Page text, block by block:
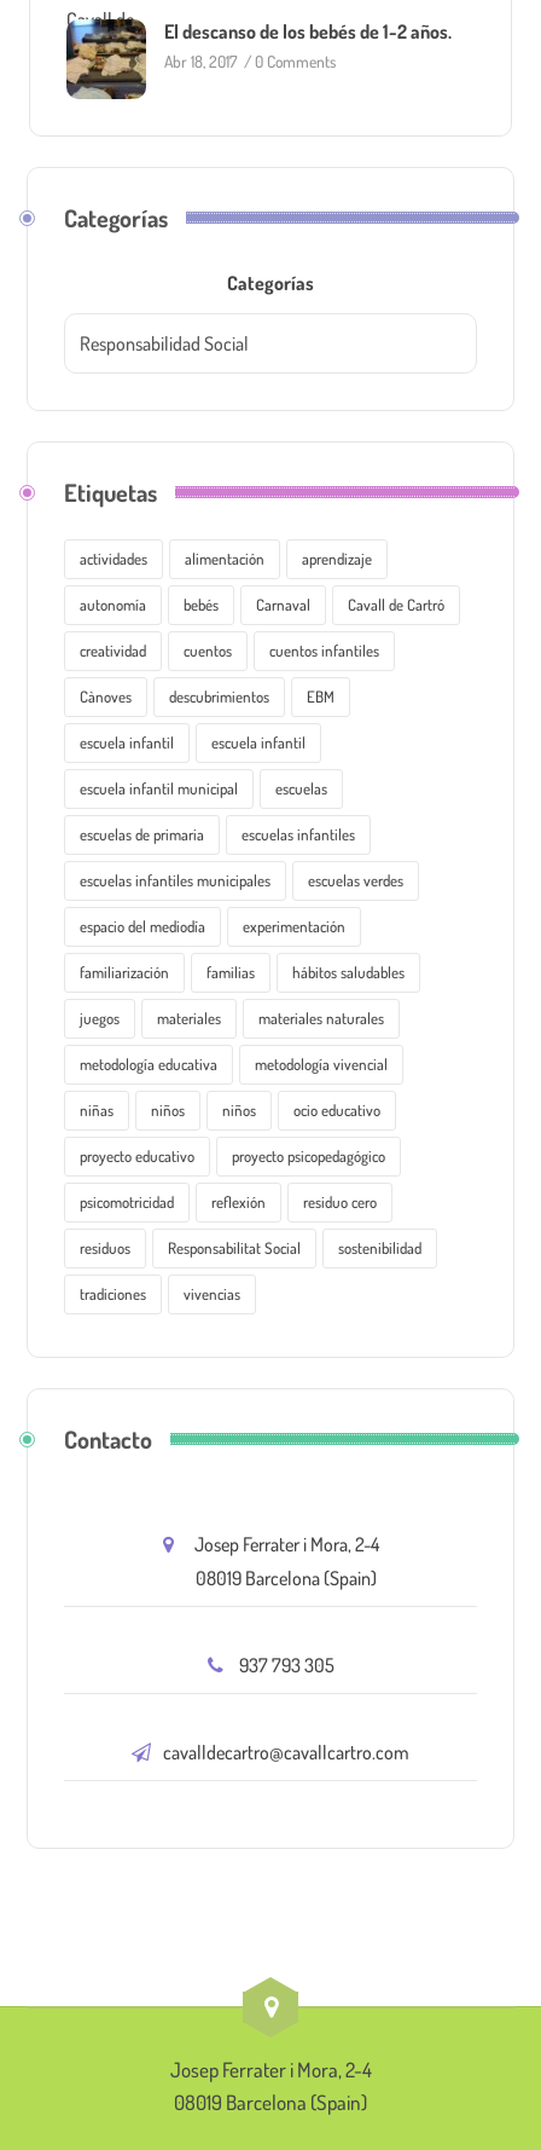
El descanso de los bebés de 1-2 años.
Abr 18, 2017 /0 Comments
Categorías
Categorías
Etiquetas
actividades alimentación aprendizaje
autonomía bebés Carnaval Cavall de Cartró
creatividad cuentos cuentos infantiles
Cànoves descubrimientos EBM
escuela infantil escuela infantil
escuela infantil municipal escuelas
escuelas de primaria escuelas infantiles
escuelas infantiles municipales escuelas verdes
espacio del mediodía experimentación
familiarización familias hábitos saludables
juegos materiales materiales naturales
metodología educativa metodología vivencial
niñas niños niños ocio educativo
proyecto educativo proyecto psicopedagógico
psicomotricidad reflexión residuo cero
residuos Responsabilitat Social sostenibilidad
tradiciones vivencias
Contacto
Josep Ferrater i Mora, 2-4
08019 Barcelona (Spain)
937 793 305
cavalldecartro@cavallcartro.com
Josep Ferrater i Mora, 2-4
08019 Barcelona (Spain)